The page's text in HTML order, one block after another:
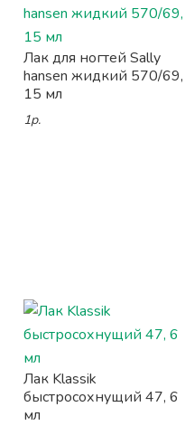
Лак для ногтей Sally
hansen жидкий 570/69,
15 мл
1р.
Лак Klassik
быстросохнущий 47, 6
мл